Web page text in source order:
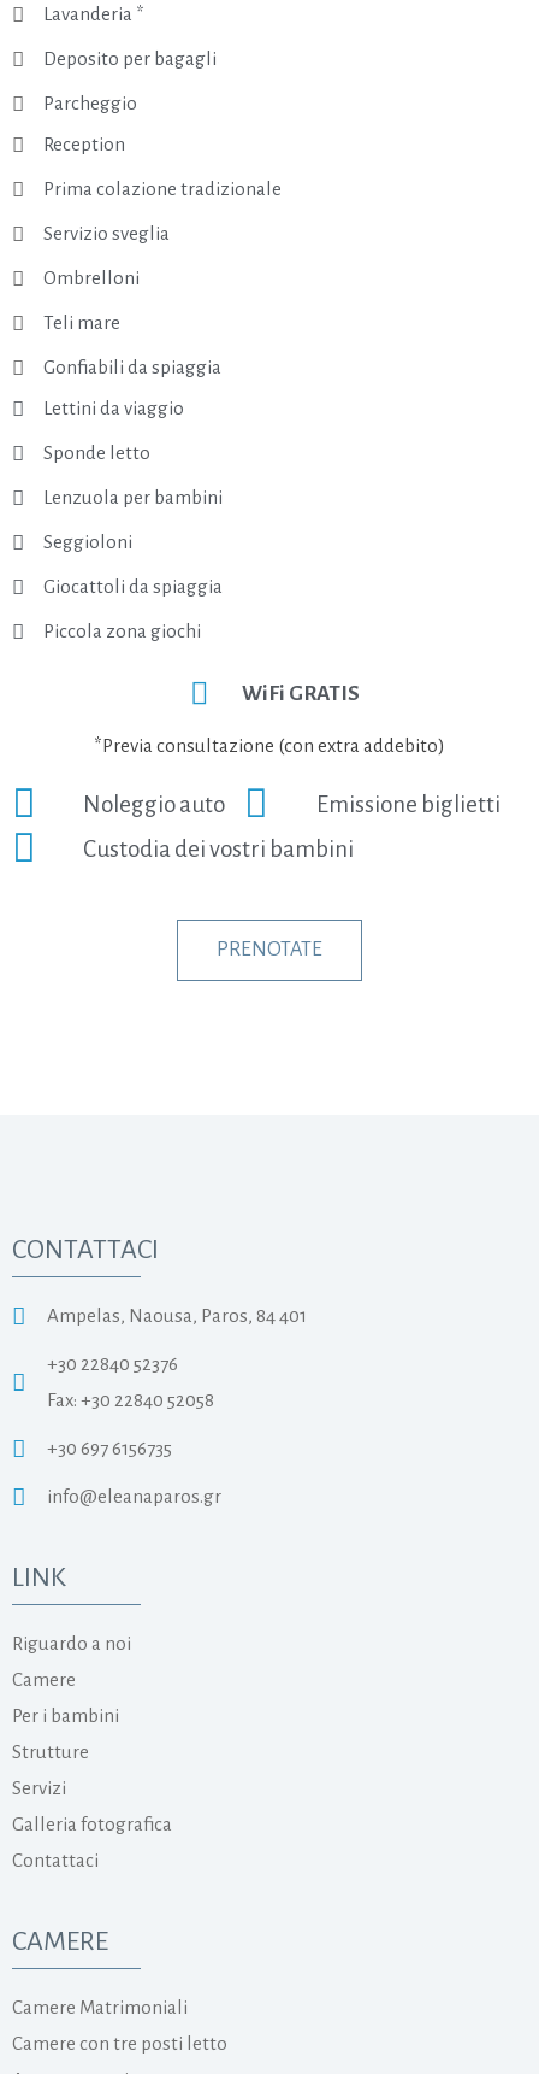
Lavanderia *
Deposito per bagagli
Parcheggio
Reception
Prima colazione tradizionale
Servizio sveglia
Ombrelloni
Teli mare
Gonfiabili da spiaggia
Lettini da viaggio
Sponde letto
Lenzuola per bambini
Seggioloni
Giocattoli da spiaggia
Piccola zona giochi
WiFi GRATIS
*Previa consultazione (con extra addebito)
Noleggio auto
Emissione biglietti
Custodia dei vostri bambini
PRENOTATE
CONTATTACI
Ampelas, Naousa, Paros, 84 401
+30 22840 52376
Fax: +30 22840 52058
+30 697 6156735
info@eleanaparos.gr
LINK
Riguardo a noi
Camere
Per i bambini
Strutture
Servizi
Galleria fotografica
Contattaci
CAMERE
Camere Matrimoniali
Camere con tre posti letto